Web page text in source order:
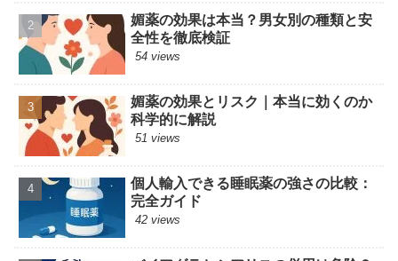
媚薬の効果は本当？男女別の種類と安
全性を徹底検証
54 views
媚薬の効果とリスク｜本当に効くのか
科学的に解説
51 views
個人輸入できる睡眠薬の強さの比較：
完全ガイド
42 views